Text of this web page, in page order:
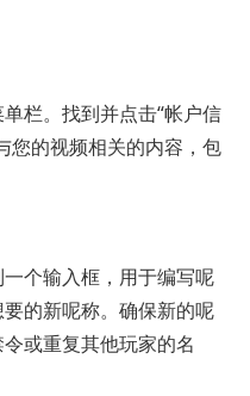
栏。找到并点击“帐户信
您的视频相关的内容，包
个输入框，用于编写呢
的新呢称。确保新的呢
或重复其他玩家的名